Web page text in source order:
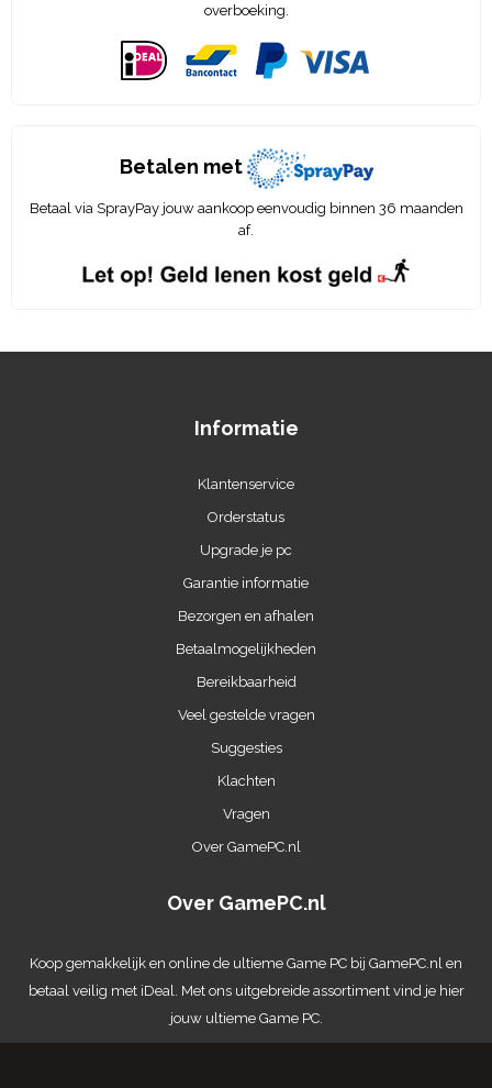
overboeking.
Betalen met
Betaal via SprayPay jouw aankoop eenvoudig binnen 36 maanden
af.
Informatie
Klantenservice
Orderstatus
Upgrade je pc
Garantie informatie
Bezorgen en afhalen
Betaalmogelijkheden
Bereikbaarheid
Veel gestelde vragen
Suggesties
Klachten
Vragen
Over GamePC.nl
Over GamePC.nl
Koop gemakkelijk en online de ultieme Game PC bij GamePC.nl en
betaal veilig met iDeal. Met ons uitgebreide assortiment vind je hier
jouw ultieme Game PC.